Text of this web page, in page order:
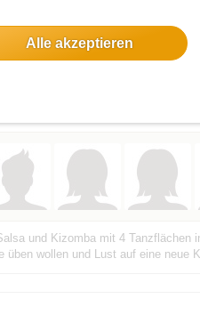
Alle akzeptieren
auch für
und Kizomba mit 4 Tanzflächen
wollen und Lust auf eine neue